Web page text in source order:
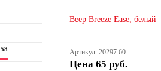
58
Веер Breeze Ease, белый
Артикул: 20297.60
Цена 65 руб.